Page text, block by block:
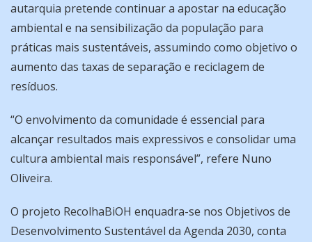
autarquia pretende continuar a apostar na educação
ambiental e na sensibilização da população para
práticas mais sustentáveis, assumindo como objetivo o
aumento das taxas de separação e reciclagem de
resíduos.
“O envolvimento da comunidade é essencial para
alcançar resultados mais expressivos e consolidar uma
cultura ambiental mais responsável”, refere Nuno
Oliveira.
O projeto RecolhaBiOH enquadra-se nos Objetivos de
Desenvolvimento Sustentável da Agenda 2030, conta